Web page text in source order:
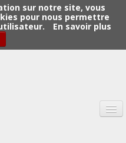
sur notre site, vous
pour nous permettre
En savoir plus